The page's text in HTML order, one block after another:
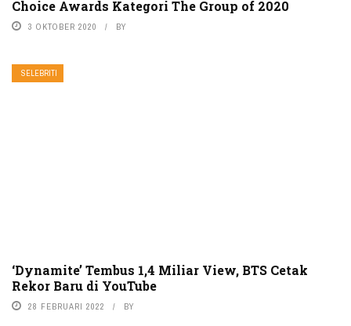
Choice Awards Kategori The Group of 2020
3 OKTOBER 2020 BY
SELEBRITI
‘Dynamite’ Tembus 1,4 Miliar View, BTS Cetak
Rekor Baru di YouTube
28 FEBRUARI 2022 BY